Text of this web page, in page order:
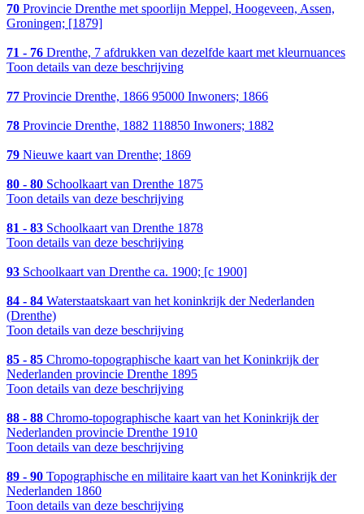
70 Provincie Drenthe met spoorlijn Meppel, Hoogeveen, Assen,
Groningen; [1879]
71 - 76 Drenthe, 7 afdrukken van dezelfde kaart met kleurnuances
Toon details van deze beschrijving
77 Provincie Drenthe, 1866 95000 Inwoners; 1866
78 Provincie Drenthe, 1882 118850 Inwoners; 1882
79 Nieuwe kaart van Drenthe; 1869
80 - 80 Schoolkaart van Drenthe 1875
Toon details van deze beschrijving
81 - 83 Schoolkaart van Drenthe 1878
Toon details van deze beschrijving
93 Schoolkaart van Drenthe ca. 1900; [c 1900]
84 - 84 Waterstaatskaart van het koninkrijk der Nederlanden
(Drenthe)
Toon details van deze beschrijving
85 - 85 Chromo-topographische kaart van het Koninkrijk der
Nederlanden provincie Drenthe 1895
Toon details van deze beschrijving
88 - 88 Chromo-topographische kaart van het Koninkrijk der
Nederlanden provincie Drenthe 1910
Toon details van deze beschrijving
89 - 90 Topographische en militaire kaart van het Koninkrijk der
Nederlanden 1860
Toon details van deze beschrijving